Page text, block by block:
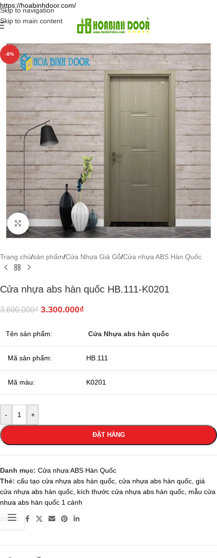
https://hoabinhdoor.com/
Skip to navigation
Skip to main content
-8%
Click to enlarge
Trang chủ/sản phẩm/Cửa Nhựa Giả Gỗ/Cửa nhựa ABS Hàn Quốc
Cửa nhựa abs hàn quốc HB.111-K0201
3.600.000₫ 3.300.000₫
Tên sản phẩm: Cửa Nhựa abs hàn quốc
Mã sản phẩm: HB.111
Mã màu: K0201
- +
ĐẶT HÀNG
Danh mục: Cửa nhựa ABS Hàn Quốc
Thẻ: cấu tạo cửa nhựa abs hàn quốc cửa nhựa abs hàn quốc giá
cửa nhựa abs hàn quốc kích thước cửa nhựa abs hàn quốc mẫu cửa
nhựa abs hàn quốc 1 cánh
Share: